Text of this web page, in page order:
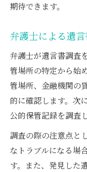
期待できます。
弁護士による遺
弁護士が遺言書調査
管場所の特定から始
管場所、金融機関の
的に確認します。次
公的保管記録を調査し
調査の際の注意点と
なトラブルになる場
す。また、発見した